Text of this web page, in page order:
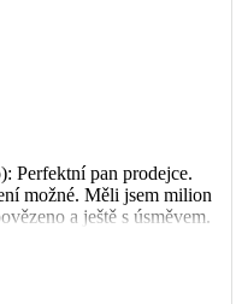
Perfektní pan prodejce.
možné. Měli jsem milion
a ještě s úsměvem.